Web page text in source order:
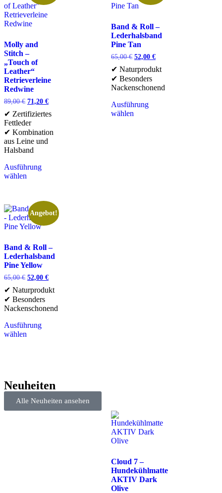
Molly and
Stitch –
„Touch of
Leather“
Retrieverleine
Redwine
89,00€ 71,20 €
✔ Zertifiziertes
Fettleder
✔ Kombination
aus Leine und
Halsband
Ausführung
wählen
Band & Roll –
Lederhalsband
Pine Tan
65,00€ 52,00 €
✔ Naturprodukt
✔ Besonders
Nackenschonend
Ausführung
wählen
Angebot!
Band & Roll –
Lederhalsband
Pine Yellow
65,00€ 52,00 €
✔ Naturprodukt
✔ Besonders
Nackenschonend
Ausführung
wählen
Neuheiten
Alle Neuheiten ansehen
Cloud 7 –
Hundekühlmatte
AKTIV Dark
Olive